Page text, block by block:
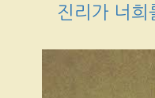
진리가 너희